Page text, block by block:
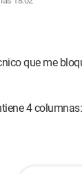
que me
4 columnas: